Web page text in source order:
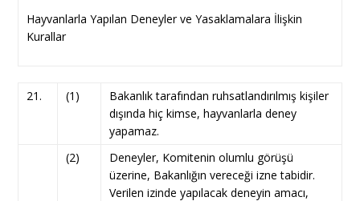
Hayvanlarla Yapılan Deneyler ve Yasaklamalara İlişkin
Kurallar
21. (1)
Bakanlık tarafından ruhsatlandırılmış kişiler
dışında hiç kimse, hayvanlarla deney
yapamaz.
(2)
Deneyler, Komitenin olumlu görüşü
üzerine, Bakanlığın vereceği izne tabidir.
Verilen izinde yapılacak deneyin amacı,